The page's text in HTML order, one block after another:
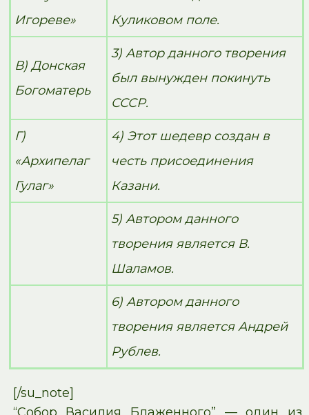
Игореве»
Куликовом поле.
В) Донская
Богоматерь
3) Автор данного творения
был вынужден покинуть
СССР.
Г)
«Архипелаг
Гулаг»
4) Этот шедевр создан в
честь присоединения
Казани.
5) Автором данного
творения является В.
Шаламов.
6) Автором данного
творения является Андрей
Рублев.
[/su_note]